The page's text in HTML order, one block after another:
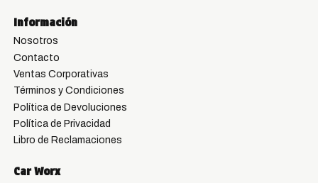
Información
Nosotros
Contacto
Ventas Corporativas
Términos y Condiciones
Política de Devoluciones
Política de Privacidad
Libro de Reclamaciones
Car Worx